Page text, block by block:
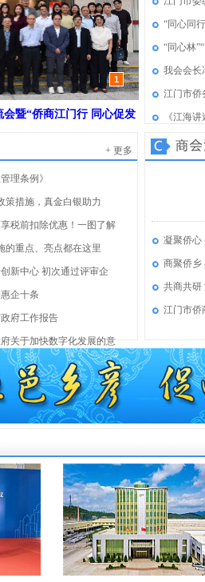
暨“侨商江门行 同心促发
1
“同心同
“同心林
我会会长
江门市侨
《江海
+ 更多
理条例》
策措施，真金白银助力
税前扣除优惠！一图了解
的重点、亮点都在这里
新中心 初次通过评审企
企十条
政府工作报告
关于加快数字化发展的意
凝聚侨心
商聚侨乡
共商共研
江门市侨